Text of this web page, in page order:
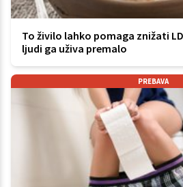
To živilo lahko pomaga znižati
ljudi ga uživa premalo
PREBAVA